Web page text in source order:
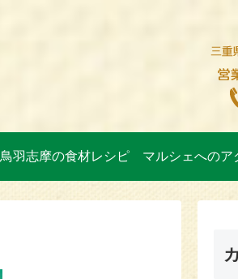
鳥羽志摩の食材レシピ マルシェへのア